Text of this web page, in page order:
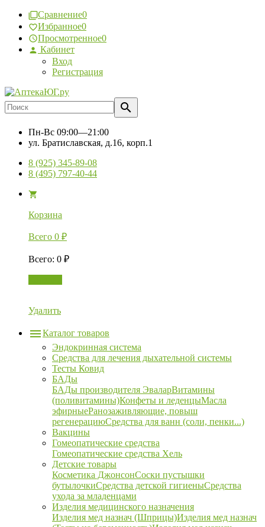
Сравнение0
Избранное0
Просмотренное0
Кабинет
Вход
Регистрация
Пн-Вс 09:00—21:00
ул. Братиславская, д.16, корп.1
8 (925) 345-89-08
8 (495) 797-40-44
Корзина
Всего 0 ₽
Всего: 0 ₽
Удалить
Каталог товаров
Эндокринная система
Средства для лечения дыхательной системы
Тесты Ковид
БАДы
БАДы производителя ЭваларВитамины
(поливитамины)Конфеты и леденцыМасла
эфирныеРанозаживляющие, повыш
регенерациюСредства для ванн (соли, пенки...)
Вакцины
Гомеопатические средства
Гомеопатические средства Хель
Детские товары
Косметика ДжонсонСоски пустышки
бутылочкиСредства детской гигиеныСредства
ухода за младенцами
Изделия медицинского назначения
Изделия мед назнач (Шприцы)Изделия мед назнач